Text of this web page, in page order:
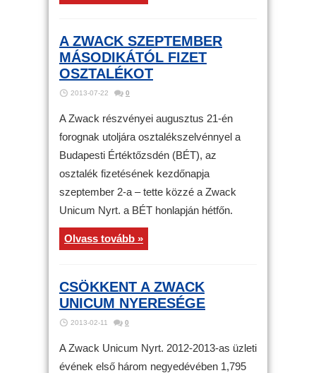
A ZWACK SZEPTEMBER
MÁSODIKÁTÓL FIZET
OSZTALÉKOT
2013-07-22 0
A Zwack részvényei augusztus 21-én
forognak utoljára osztalékszelvénnyel a
Budapesti Értéktőzsdén (BÉT), az
osztalék fizetésének kezdőnapja
szeptember 2-a – tette közzé a Zwack
Unicum Nyrt. a BÉT honlapján hétfőn.
Olvass tovább »
CSÖKKENT A ZWACK
UNICUM NYERESÉGE
2013-02-11 0
A Zwack Unicum Nyrt. 2012-2013-as üzleti
évének első három negyedévében 1,795